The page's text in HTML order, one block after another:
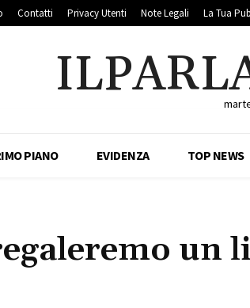
Contatti Privacy Utenti Note Legali La Tua
PIANO EVIDENZA TOP NEWS
un